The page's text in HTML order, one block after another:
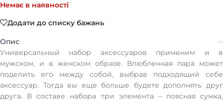
Немає в наявності
Додати до списку бажань
Опис
Универсальный набор аксессуаров применим и в
мужском, и в женском образе. Влюбленная пара может
поделить его между собой, выбрав подходящий себе
аксессуар. Тогда вы еще больше будете дополнять друг
друга. В составе набора три элемента – поясная сумка,